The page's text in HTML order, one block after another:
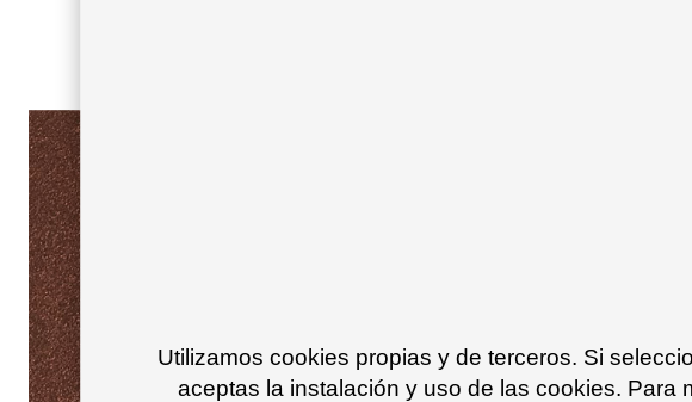
Utilizamos cookies propias y de terceros. Si
aceptas la instalación y uso de las cookies. Para